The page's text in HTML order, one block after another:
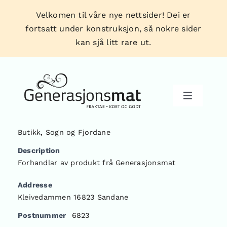
content
Velkomen til våre nye nettsider! Dei er
fortsatt under konstruksjon, så nokre sider
kan sjå litt rare ut.
Toggle
Butikk, Sogn og Fjordane
Description
Forhandlar av produkt frå Generasjonsmat
Addresse
Kleivedammen 16823 Sandane
Postnummer 6823